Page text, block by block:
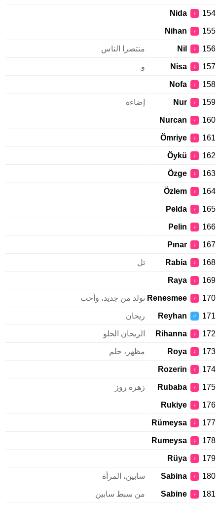
154
♀
Nida
155
♀
Nihan
156
♀
Nil منتصرا الناس
157
♀
Nisa و
158
♀
Nofa
159
♀
Nur إضاءة
160
♀
Nurcan
161
♀
Ömriye
162
♀
Öykü
163
♀
Özge
164
♀
Özlem
165
♀
Pelda
166
♀
Pelin
167
♀
Pınar
168
♀
Rabia تل
169
♀
Raya
170
♀
Renesmee تولد من جديد، وأحب
171
♂
Reyhan ريحان
172
♀
Rihanna الريحان الحلو
173
♀
Roya مظهر، حلم
174
♀
Rozerin
175
♀
Rubaba زهرة روز
176
♀
Rukiye
177
♀
Rümeysa
178
♀
Rumeysa
179
♀
Rüya
180
♀
Sabina سابين، المرأة
181
♀
Sabine من سبط سابين